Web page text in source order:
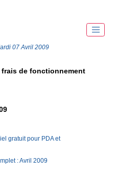
07 Avril 2009
de fonctionnement
gratuit pour PDA et
: Avril 2009